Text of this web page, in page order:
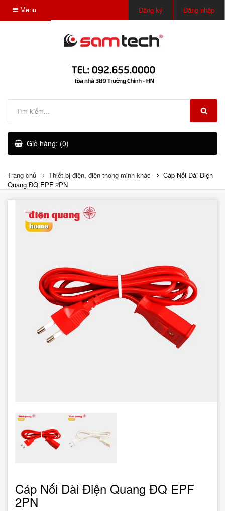
Menu Đăng ký Đăng nhập
Giỏ hàng: (0)
Trang chủ Thiết bị điện, điện thông minh khác
Cáp Nối Dài Điện
Quang ĐQ EPF 2PN
Cáp Nối Dài Điện Quang ĐQ EPF
2PN